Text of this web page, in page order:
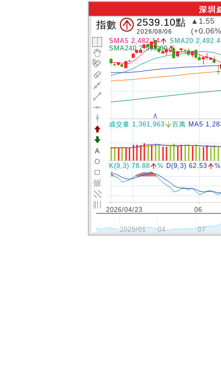
深圳
指數 2539.10點
2026/08/06
▲1.55
SMA5 2,482.14
SMA20
SMA240 2,598.00
成交量 1,361,963 百萬 MA5
K(9,3) 78.88 % D(9,3) 62.53 %